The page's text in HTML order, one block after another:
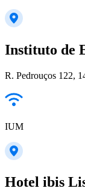
Instituto de
R. Pedrouços 122,
IUM
Hotel ibis